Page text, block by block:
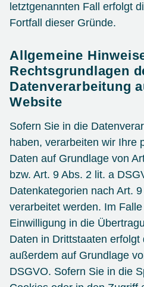
letztgenannten Fall erfolgt
Fortfall dieser Gründe.
Allgemeine
Rechtsgrundlagen
Datenverarbeitung
Website
Sofern Sie in die
haben, verarbeiten wir Ihre
Daten auf Grundlage von
bzw. Art. 9 Abs. 2 lit. a
Datenkategorien nach Art.
verarbeitet werden. Im
Einwilligung in die
Daten in Drittstaaten
außerdem auf Grundlage
DSGVO. Sofern Sie in die